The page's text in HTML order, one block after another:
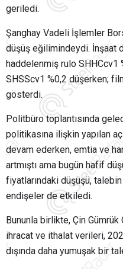
geriledi.
Şanghay Vadeli İşlemler
düşüş eğilimindeydi. İnşaat
haddelenmiş rulo SHHCcv1
SHSScv1 %0,2 düşerken;
gösterdi.
Politbüro toplantısında
politikasına ilişkin yapılan
devam ederken, emtia ve
artmıştı ama bugün hafif
fiyatlarındaki düşüşü,
endişeler de etkiledi.
Bununla birlikte, Çin Gümrük
ihracat ve ithalat verileri,
dışında daha yumuşak bir